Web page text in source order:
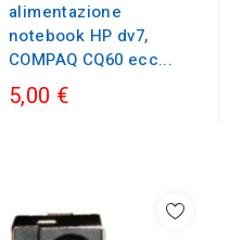
alimentazione
notebook HP dv7,
COMPAQ CQ60 ecc...
5,00 €